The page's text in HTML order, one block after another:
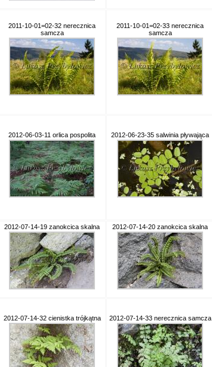
2011-10-01=02-32 nerecznica
samcza
2011-10-01=02-33 nerecznica
samcza
2012-06-03-11 orlica pospolita
2012-06-23-35 salwinia pływająca
2012-07-14-19 zanokcica skalna 2012-07-14-20 zanokcica skalna
2012-07-14-32 cienistka trójkątna
2012-07-14-33 nerecznica samcza